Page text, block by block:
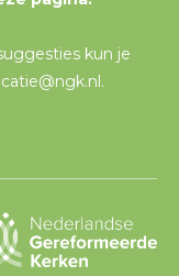
kun je
.